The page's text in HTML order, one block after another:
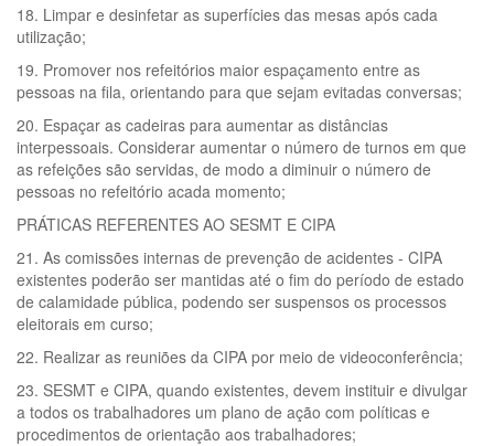
18. Limpar e desinfetar as superfícies das mesas após cada
utilização;
19. Promover nos refeitórios maior espaçamento entre as
pessoas na fila, orientando para que sejam evitadas conversas;
20. Espaçar as cadeiras para aumentar as distâncias
interpessoais. Considerar aumentar o número de turnos em que
as refeições são servidas, de modo a diminuir o número de
pessoas no refeitório acada momento;
PRÁTICAS REFERENTES AO SESMT E CIPA
21. As comissões internas de prevenção de acidentes - CIPA
existentes poderão ser mantidas até o fim do período de estado
de calamidade pública, podendo ser suspensos os processos
eleitorais em curso;
22. Realizar as reuniões da CIPA por meio de videoconferência;
23. SESMT e CIPA, quando existentes, devem instituir e divulgar
a todos os trabalhadores um plano de ação com políticas e
procedimentos de orientação aos trabalhadores;